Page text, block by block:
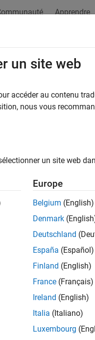
Apprendre
un site web
accéder au contenu
nous vous
un site web
Europe
Belgium (English)
Denmark
Deutschland
España (Español)
Finland (English)
France (Français)
Ireland (English)
Italia (Italiano)
Luxembourg